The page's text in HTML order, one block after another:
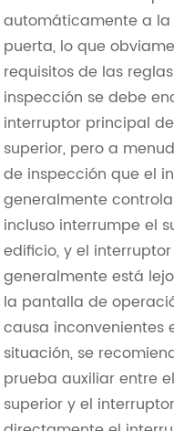
automáticamente a
puerta, lo que
requisitos de las
inspección se debe
interruptor principal
superior, pero a
de inspección que el
generalmente
incluso interrumpe el
edificio, y el
generalmente está
la pantalla de
causa inconvenientes
situación, se
prueba auxiliar entre
superior y el